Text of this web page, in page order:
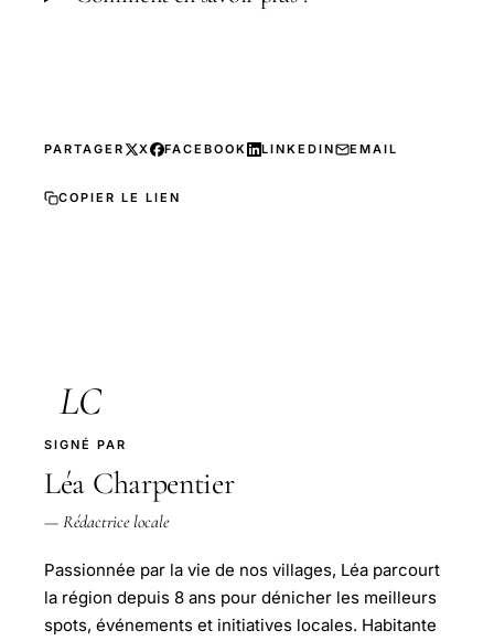
PARTAGER X FACEBOOK LINKEDIN EMAIL
COPIER LE LIEN
LC
SIGNÉ PAR
Léa Charpentier
— Rédactrice locale
Passionnée par la vie de nos villages, Léa parcourt
la région depuis 8 ans pour dénicher les meilleurs
spots, événements et initiatives locales. Habitante